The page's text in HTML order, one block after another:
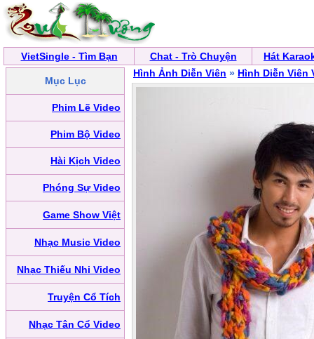
VietSingle - Tìm Bạn Chat - Trò Chuyện Hát
Mục Lục
Phim Lẽ Video
Phim Bộ Video
Hài Kịch Video
Phóng Sự Video
Game Show Việt
Nhạc Music Video
Nhạc Thiếu Nhi Video
Truyện Cổ Tích
Nhạc Tân Cổ Video
Hình Ảnh Diễn Viên » Hình Diễn Viên